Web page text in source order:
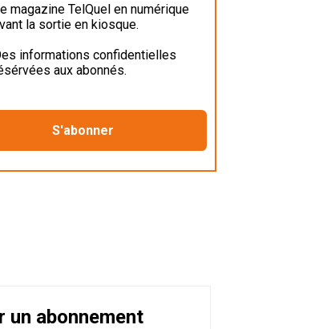
magazine TelQuel en numérique
la sortie en kiosque.
informations confidentielles
aux abonnés.
un abonnement